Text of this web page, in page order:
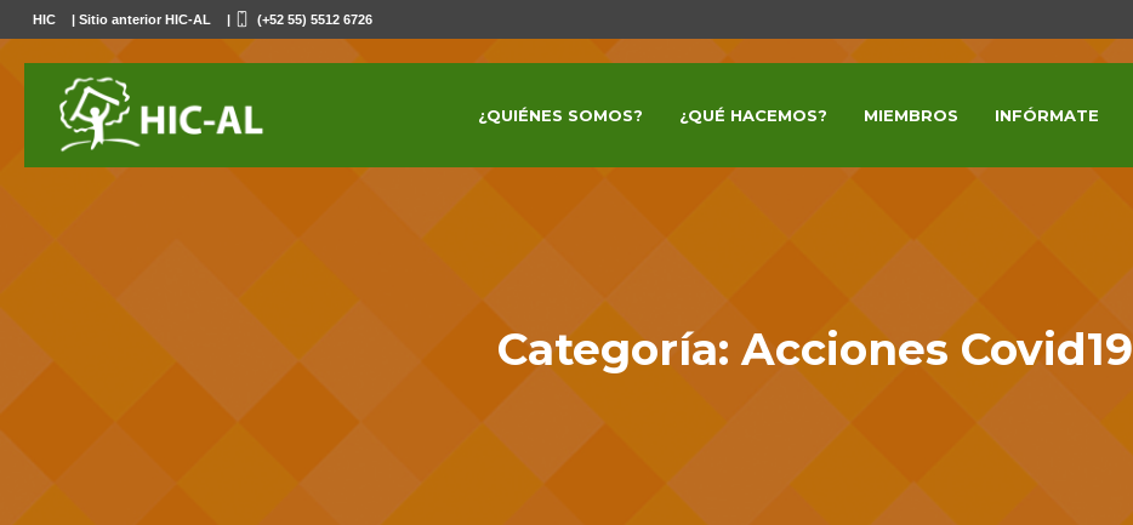
HIC | Sitio anterior HIC-AL | (+52 55) 5512 6726
¿QUIÉNES SOMOS? ¿QUÉ HACEMOS? MIEMBROS INFÓRMATE
Categoría:Acciones Covid19